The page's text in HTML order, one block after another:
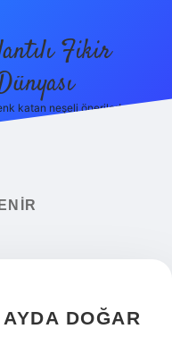
Fikir
katan neşeli öneriler!
DOĞAR